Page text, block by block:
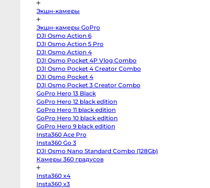
V
body
Sony
II
body
a7S
III
body
Sony
a7S
II
body
Экшн-камеры
Экшн-камеры GoPro
DJI Osmo Action 6
DJI Osmo Action 5 Pro
DJI Osmo Action 4
DJI Osmo Pocket 4P Vlog Combo
DJI Osmo Pocket 4 Creator Combo
DJI Osmo Pocket 4
DJI Osmo Pocket 3 Creator Combo
GoPro Hero 13 Black
GoPro Hero 12 black edition
GoPro Hero 11 black edition
GoPro Hero 10 black edition
GoPro Hero 9 black edition
Insta360 Ace Pro
Insta360 Go 3
DJI Osmo Nano Standard Combo (128Gb)
Камеры 360 градусов
Insta360 x4
Insta360 x3